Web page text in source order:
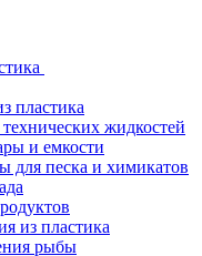
пластика
жидкостей
и емкости
для песка и химикатов
из пластика
рыбы